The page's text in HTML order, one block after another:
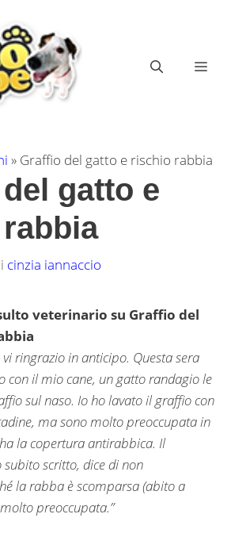
» Graffio del gatto e rischio rabbia
gatto e
cinzia iannaccio
veterinario su Graffio del
ringrazio in anticipo. Questa sera
con il mio cane, un gatto randagio le
sul naso. Io ho lavato il graffio con
ma sono molto preoccupata in
la copertura antirabbica. Il
subito scritto, dice di non
la rabba è scomparsa (abito a
preoccupata.”